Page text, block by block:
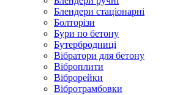
Блендери стаціонарні
Болторізи
Бури по бетону
Бутербродниці
Вібратори для бетону
Віброплити
Віброрейки
Вібротрамбовки